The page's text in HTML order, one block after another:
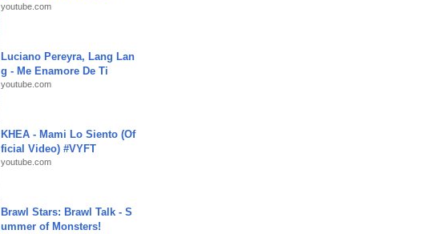
youtube.com
Luciano Pereyra, Lang Lan
g - Me Enamore De Ti
youtube.com
KHEA - Mami Lo Siento (Of
ficial Video) #VYFT
youtube.com
Brawl Stars: Brawl Talk - S
ummer of Monsters!